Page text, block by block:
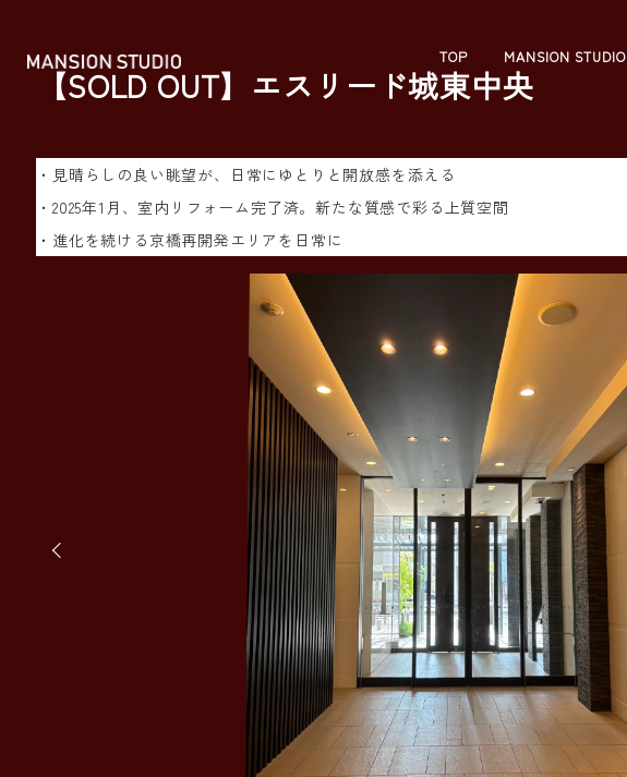
TOP MANSION STUDIO
【SOLD OUT】エスリード城東中央
・見晴らしの良い眺望が、日常にゆとりと開放感を添える
・2025年1月、室内リフォーム完了済。新たな質感で彩る上質空間
・進化を続ける京橋再開発エリアを日常に